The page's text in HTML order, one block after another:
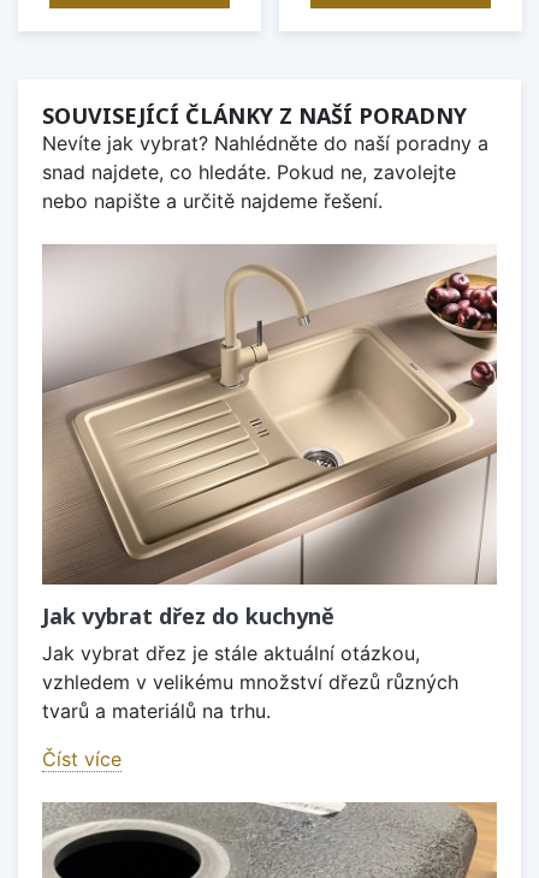
SOUVISEJÍCÍ ČLÁNKY Z NAŠÍ PORADNY
Nevíte jak vybrat? Nahlédněte do naší poradny a
snad najdete, co hledáte. Pokud ne, zavolejte
nebo napište a určitě najdeme řešení.
Jak vybrat dřez do kuchyně
Jak vybrat dřez je stále aktuální otázkou,
vzhledem v velikému množství dřezů různých
tvarů a materiálů na trhu.
Číst více